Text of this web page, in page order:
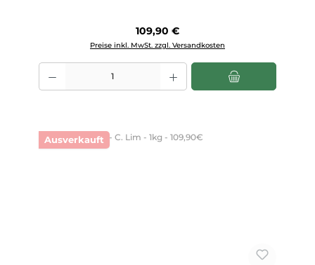
Regulärer Preis:
109,90 €
Preise inkl. MwSt. zzgl. Versandkosten
Produkt Anzahl: Gib den gewünschten Wert ein oder benutze die
Ausverkauft